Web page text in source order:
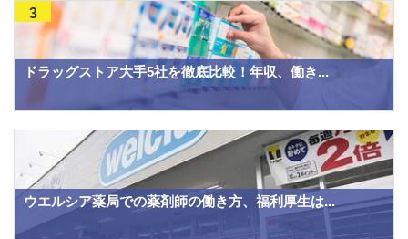
ドラッグストア大手5社を徹底比較！年収、働き...
3
ウエルシア薬局での薬剤師の働き方、福利厚生は...